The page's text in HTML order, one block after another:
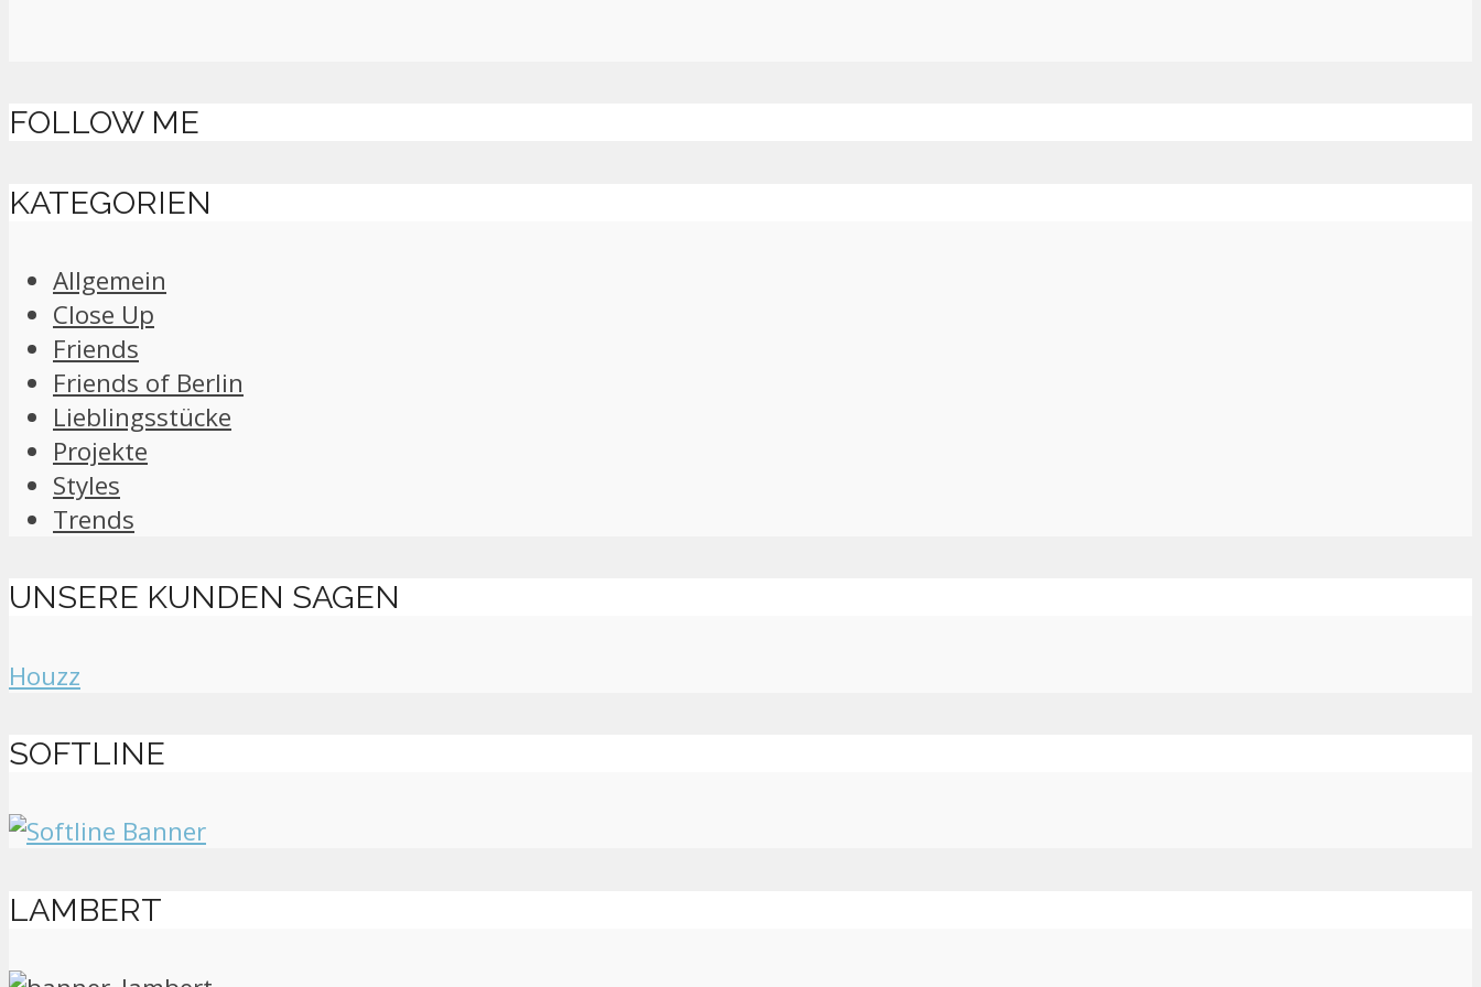
FOLLOW ME
KATEGORIEN
Allgemein
Close Up
Friends
Friends of Berlin
Lieblingsstücke
Projekte
Styles
Trends
UNSERE KUNDEN SAGEN
Houzz
SOFTLINE
LAMBERT